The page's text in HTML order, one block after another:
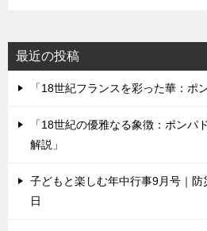
最近の投稿
「18世紀フランスを彩った華：ポ
「18世紀の優雅なる象徴：ポンパ
解説」
子どもと楽しむ年中行事9月号｜
日